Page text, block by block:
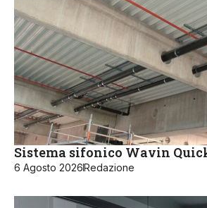
Sistema sifonico Wavin
6 Agosto 2026Redazione